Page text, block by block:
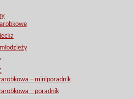
– miniporadnik
– poradnik